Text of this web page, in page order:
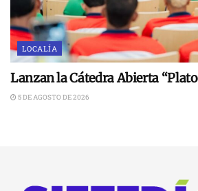
LOCALÍA
Lanzan la Cátedra Abierta
5 DE AGOSTO DE 2026